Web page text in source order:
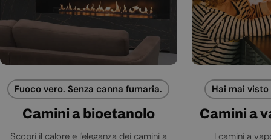
Fuoco vero. Senza canna fumaria.
Camini a bioetanolo
Scopri il calore e l'eleganza dei camini a
Hai mai
Camini a
I camini a